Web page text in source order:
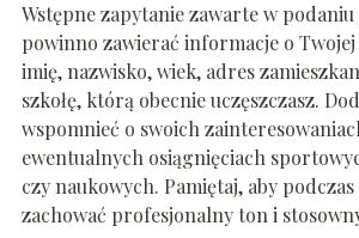
Wstępne zapytanie zawarte w podaniu
powinno zawierać informacje o Twojej
imię, nazwisko, wiek, adres
szkołę, którą obecnie uczęszczasz.
wspomnieć o swoich
ewentualnych osiągnięciach
czy naukowych. Pamiętaj, aby
zachować profesjonalny ton i